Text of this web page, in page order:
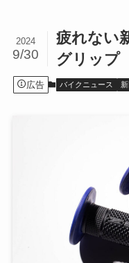
疲れない
グリップ
2024
9/30
広告 バイクニュース